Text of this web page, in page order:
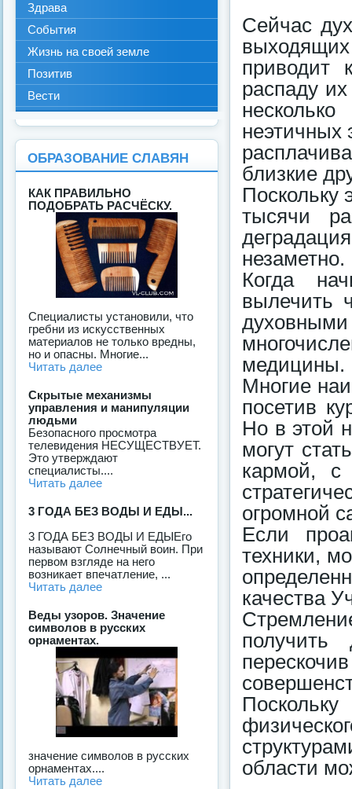
Сейчас
приводит
распаду
неэтичных
близкие
Поскольку
тысячи
незаметно.
Когда
вылечить
медицины.
Многие
посетив
Но в этой
могут
кармой, с
огромной
Если
техники,
качества
области
Здрава
События
Жизнь на своей земле
Позитив
Вести
ОБРАЗОВАНИЕ СЛАВЯН
КАК ПРАВИЛЬНО
ПОДОБРАТЬ РАСЧЁСКУ.
Специалисты установили, что
гребни из искусственных
материалов не только вредны,
но и опасны. Многие...
Читать далее
Скрытые механизмы
управления и манипуляции
людьми
Безопасного просмотра
телевидения НЕСУЩЕСТВУЕТ.
Это утверждают
специалисты....
Читать далее
3 ГОДА БЕЗ ВОДЫ И ЕДЫ...
3 ГОДА БЕЗ ВОДЫ И ЕДЫЕго
называют Солнечный воин. При
первом взгляде на него
возникает впечатление, ...
Читать далее
Веды узоров. Значение
символов в русских
орнаментах.
значение символов в русских
орнаментах....
Читать далее